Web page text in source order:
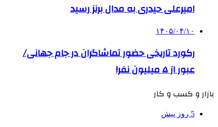
امیرعلی حیدری به مدال برنز رسید
۱۴۰۵/۰۴/۱۰
رکورد تاریخی حضور تماشاگران در جام جهانی/
عبور از ۵ میلیون نفر!
بازار و کسب و کار
5 روز پیش